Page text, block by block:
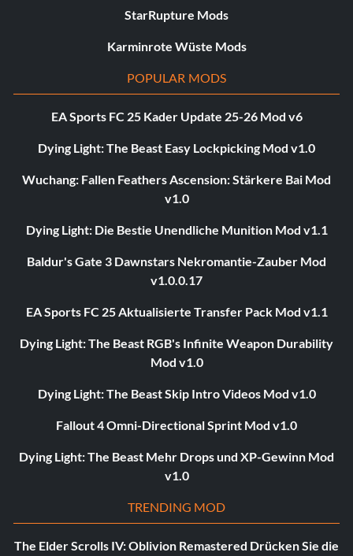
StarRupture Mods
Karminrote Wüste Mods
POPULAR MODS
EA Sports FC 25 Kader Update 25-26 Mod v6
Dying Light: The Beast Easy Lockpicking Mod v1.0
Wuchang: Fallen Feathers Ascension: Stärkere Bai Mod
v1.0
Dying Light: Die Bestie Unendliche Munition Mod v1.1
Baldur's Gate 3 Dawnstars Nekromantie-Zauber Mod
v1.0.0.17
EA Sports FC 25 Aktualisierte Transfer Pack Mod v1.1
Dying Light: The Beast RGB's Infinite Weapon Durability
Mod v1.0
Dying Light: The Beast Skip Intro Videos Mod v1.0
Fallout 4 Omni-Directional Sprint Mod v1.0
Dying Light: The Beast Mehr Drops und XP-Gewinn Mod
v1.0
TRENDING MOD
The Elder Scrolls IV: Oblivion Remastered Drücken Sie die